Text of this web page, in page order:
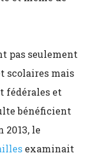
pas seulement
scolaires mais
fédérales et
bénéficient
2013, le
examinait